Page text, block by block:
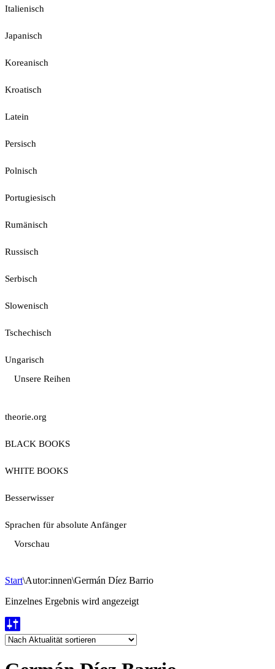
Italienisch
Japanisch
Koreanisch
Kroatisch
Latein
Persisch
Polnisch
Portugiesisch
Rumänisch
Russisch
Serbisch
Slowenisch
Tschechisch
Ungarisch
Unsere Reihen
theorie.org
BLACK BOOKS
WHITE BOOKS
Besserwisser
Sprachen für absolute Anfänger
Vorschau
Start\Autor:innen\Germán Díez Barrio
Einzelnes Ergebnis wird angezeigt